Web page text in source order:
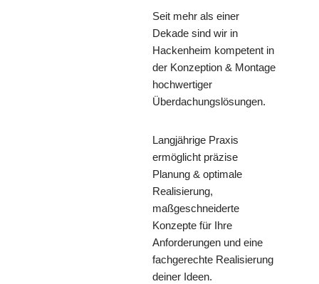
Seit mehr als einer
Dekade sind wir in
Hackenheim kompetent in
der Konzeption & Montage
hochwertiger
Überdachungslösungen.
Langjährige Praxis
ermöglicht präzise
Planung & optimale
Realisierung,
maßgeschneiderte
Konzepte für Ihre
Anforderungen und eine
fachgerechte Realisierung
deiner Ideen.